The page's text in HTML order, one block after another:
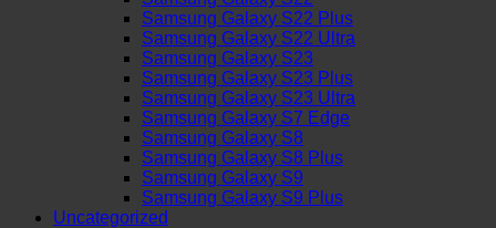
Samsung Galaxy S22 Plus
Samsung Galaxy S22 Ultra
Samsung Galaxy S23
Samsung Galaxy S23 Plus
Samsung Galaxy S23 Ultra
Samsung Galaxy S7 Edge
Samsung Galaxy S8
Samsung Galaxy S8 Plus
Samsung Galaxy S9
Samsung Galaxy S9 Plus
Uncategorized